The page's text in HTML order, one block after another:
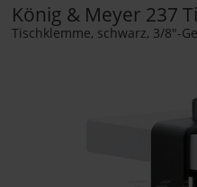
König & Meyer 237
Tischklemme, schwarz, 3/8"-